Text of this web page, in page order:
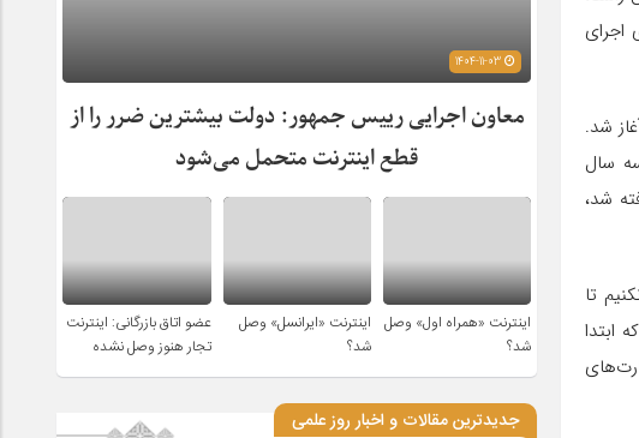
اجرای
شد.
سال
در نظر گرفته شد،
تا
بود که ابتدا
معاون اجرایی رییس جمهور: دولت بیشترین ضرر را از
قطع اینترنت متحمل می‌شود
اینترنت «همراه اول» وصل
شد؟
اینترنت «ایرانسل» وصل
شد؟
عضو اتاق بازرگانی: اینترنت
تجار هنوز وصل نشده
جدیدترین مقالات و اخبار روز علمی